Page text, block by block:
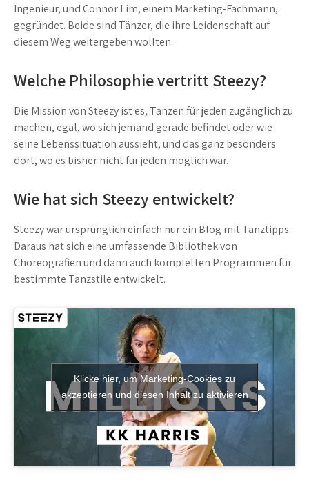
Ingenieur, und Connor Lim, einem Marketing-Fachmann,
gegründet. Beide sind Tänzer, die ihre Leidenschaft auf
diesem Weg weitergeben wollten.
Welche Philosophie vertritt Steezy?
Die Mission von Steezy ist es, Tanzen für jeden zugänglich zu
machen, egal, wo sich jemand gerade befindet oder wie
seine Lebenssituation aussieht, und das ganz besonders
dort, wo es bisher nicht für jeden möglich war.
Wie hat sich Steezy entwickelt?
Steezy war ursprünglich einfach nur ein Blog mit Tanztipps.
Daraus hat sich eine umfassende Bibliothek von
Choreografien und dann auch kompletten Programmen für
bestimmte Tanzstile entwickelt.
Klicke hier, um Marketing-Cookies zu
akzeptieren und diesen Inhalt zu aktivieren